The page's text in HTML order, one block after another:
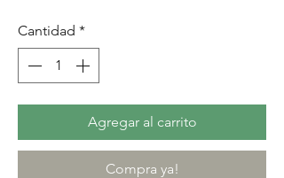
Cantidad *
Agregar al carrito
Compra ya!